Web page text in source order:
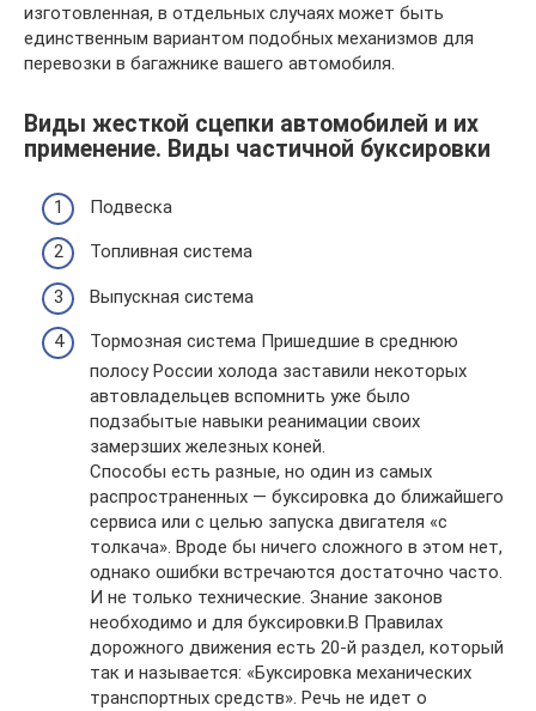
изготовленная, в отдельных случаях может быть
единственным вариантом подобных механизмов для
перевозки в багажнике вашего автомобиля.
Виды жесткой сцепки автомобилей и их
применение. Виды частичной буксировки
Подвеска
Топливная система
Выпускная система
Тормозная система Пришедшие в среднюю
полосу России холода заставили некоторых
автовладельцев вспомнить уже было
подзабытые навыки реанимации своих
замерзших железных коней.
Способы есть разные, но один из самых
распространенных — буксировка до ближайшего
сервиса или с целью запуска двигателя «с
толкача». Вроде бы ничего сложного в этом нет,
однако ошибки встречаются достаточно часто.
И не только технические. Знание законов
необходимо и для буксировки.В Правилах
дорожного движения есть 20-й раздел, который
так и называется: «Буксировка механических
транспортных средств». Речь не идет о